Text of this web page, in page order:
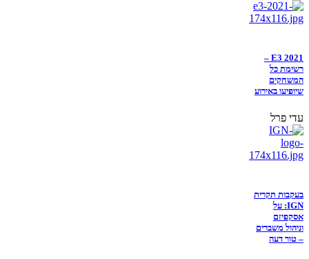
E3 2021 –
רשימת כל
המשחקים
שיופיעו באירוע
עדי פרל
בעקבות תקרית
IGN: על
אסקפיזם
וניהול משברים
– טור דעה